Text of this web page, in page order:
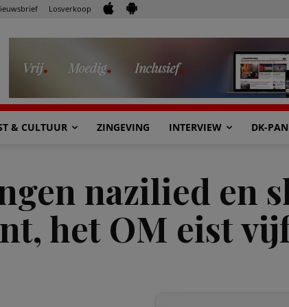
Losverkoop
& CULTUUR ZINGEVING INTERVIEW DK-
nazilied en
het OM eist